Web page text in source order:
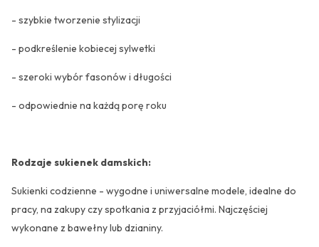
- szybkie tworzenie stylizacji
- podkreślenie kobiecej sylwetki
- szeroki wybór fasonów i długości
- odpowiednie na każdą porę roku
Rodzaje sukienek damskich:
Sukienki codzienne - wygodne i uniwersalne modele, idealne do
pracy, na zakupy czy spotkania z przyjaciółmi. Najczęściej
wykonane z bawełny lub dzianiny.